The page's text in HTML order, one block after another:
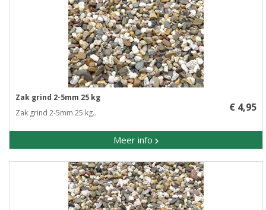
Zak grind 2-5mm 25 kg
Zak grind 2-5mm 25 kg..
Meer info
€ 4,95